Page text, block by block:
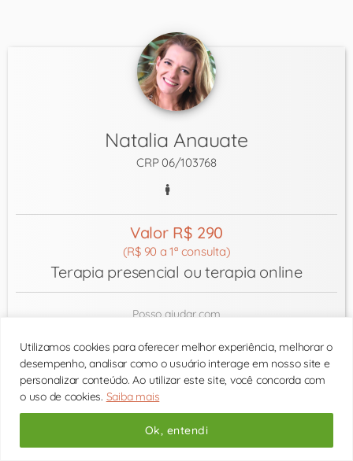
Utilizamos cookies para oferecer melhor experiência, melhorar o
desempenho, analisar como o usuário interage em nosso site e
personalizar conteúdo. Ao utilizar este site, você concorda com
o uso de cookies. Saiba mais
Ok, entendi
Natalia Anauate
CRP 06/103768
Valor R$ 290
(R$ 90 a 1ª consulta)
Terapia presencial ou terapia online
Posso ajudar com
Desenvolvimento Pessoal
Terapia de casal
próximo horário:
Consulte os horários